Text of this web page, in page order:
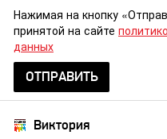
Нажимая на кнопку
принятой на сайте
данных
ОТПРАВИТЬ
Виктория